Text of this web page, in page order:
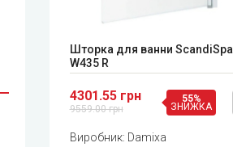
Шторка для ванни ScandiSpa
W435 R
4301.55 грн
9559.00 грн
55%
ЗНИЖКА
Виробник: Damixa